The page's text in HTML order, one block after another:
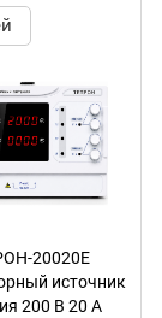
20020Е
источник
200 В 20 А